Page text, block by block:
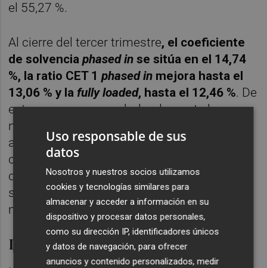
el 55,27 %.
Al cierre del tercer trimestre, el coeficiente
de solvenciaphased in se sitúa en el 14,74
%, la ratio CET 1phased in mejora hasta el
13,06 % y la fully loaded, hasta el 12,46 %. De
esta manera, supera holgadamente los
niveles exigidos por el supervisor con una
alta calidad de los recursos propios
computables y un exceso en el
cumplimiento de requerimientos de
solvencia de 424 p.b. y un exceso 979
millones de euros.
Liquidez
Uso responsable de sus
datos
Nosotros y nuestros socios utilizamos
cookies y tecnologías similares para
almacenar y acceder a información en su
dispositivo y procesar datos personales,
como su dirección IP, identificadores únicos
y datos de navegación, para ofrecer
anuncios y contenido personalizados, medir